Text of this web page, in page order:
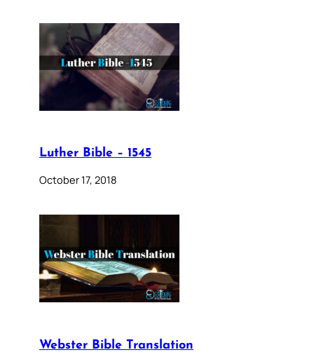
Luther Bible – 1545
October 17, 2018
Webster Bible Translation